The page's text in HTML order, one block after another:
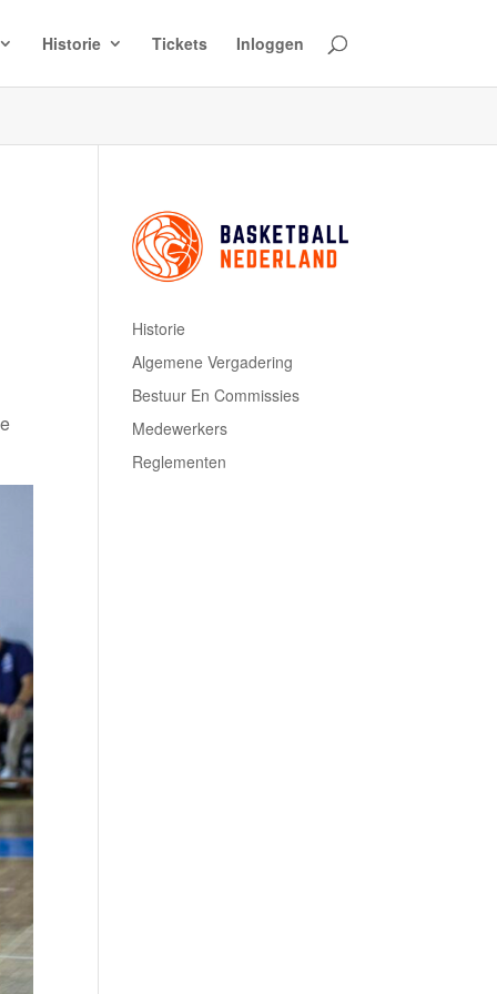
Historie Tickets Inloggen
Historie
Algemene Vergadering
Bestuur En Commissies
Medewerkers
Reglementen